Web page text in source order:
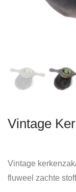
Vintage
Vintage
fluweel zachte